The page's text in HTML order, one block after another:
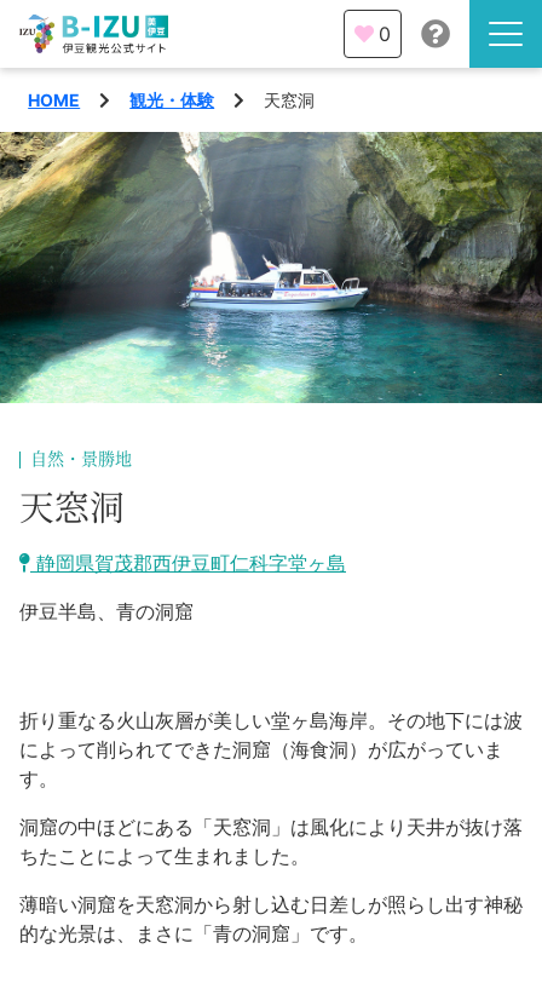
伊豆半島を知る
伊豆のみどころ
みる
あじわう
観光・体験
エリア
熱海市
沼津市
三島市
函南町
西伊豆町
伊東市
伊豆の国市
特集
旅の計画
モデルコース
AIルートプランナー
アクセス
伊豆ワーケーション
0
HOME 観光・体験 天窓洞
自然・景勝地
天窓洞
静岡県賀茂郡西伊豆町仁科字堂ヶ島
伊豆半島、青の洞窟
折り重なる火山灰層が美しい堂ヶ島海岸。その地下には波
によって削られてできた洞窟（海食洞）が広がっていま
す。
洞窟の中ほどにある「天窓洞」は風化により天井が抜け落
ちたことによって生まれました。
薄暗い洞窟を天窓洞から射し込む日差しが照らし出す神秘
的な光景は、まさに「青の洞窟」です。